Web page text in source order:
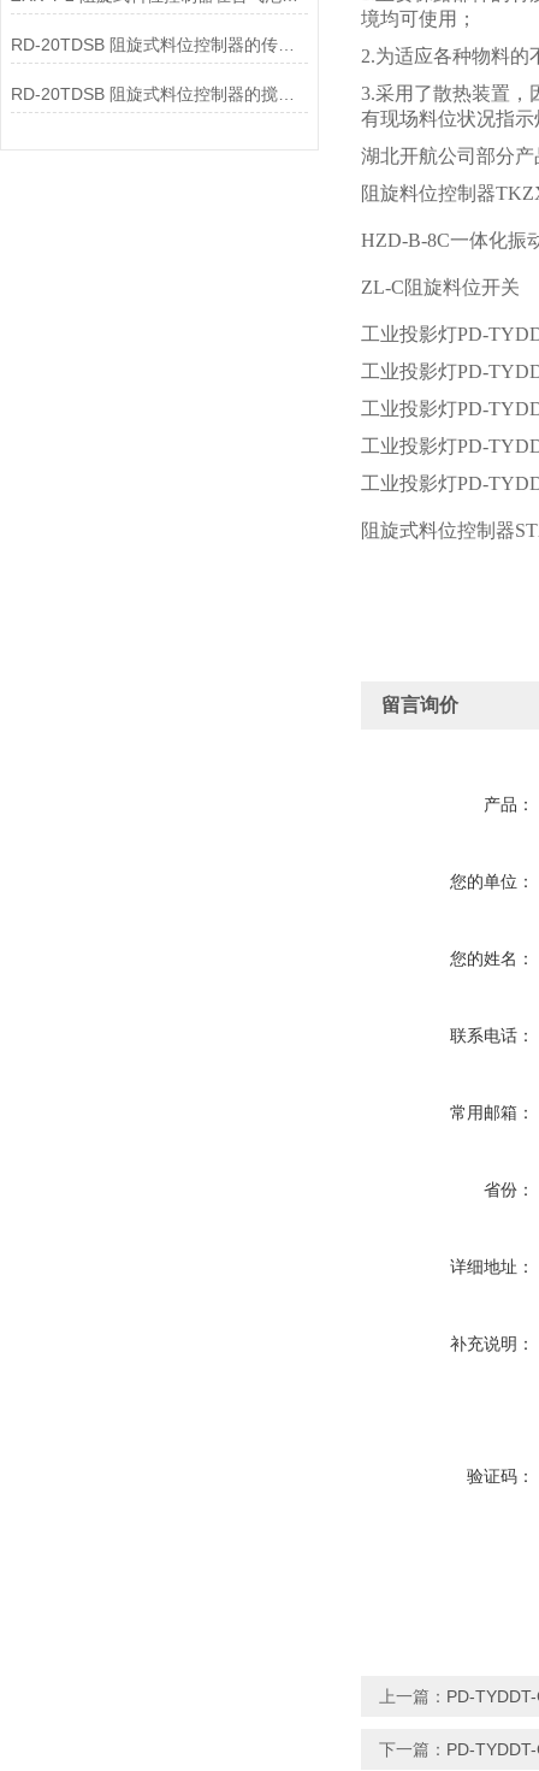
RD-20TDSB 阻旋式料位控制器的传动间隙增大的原因是什么？
RD-20TDSB 阻旋式料位控制器的搅拌轴弯曲变形导致振动的原因是什么？
境均可使用；
2.为适应各种物料的
3.采用了散热装置，
有现场料位状况指示
湖北开航公司部分产
阻旋料位控制器
HZD-B-8C一体化振
ZL-C阻旋料位开关
工业投影灯PD-
工业投影灯PD-
工业投影灯PD-
工业投影灯PD-
工业投影灯PD-
阻旋式料位控制器
留言询价
产品：
您的单位：
您的姓名：
联系电话：
常用邮箱：
省份：
详细地址：
补充说明：
验证码：
上一篇： PD-
下一篇： PD-